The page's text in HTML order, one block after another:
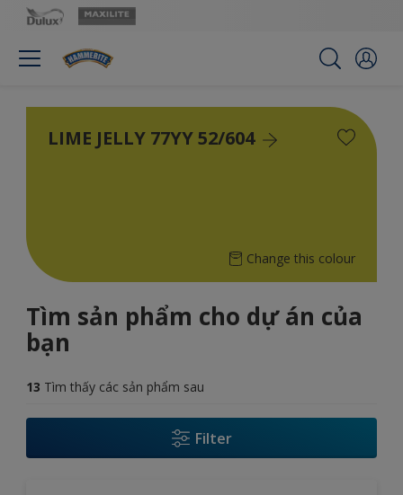
LIME JELLY 77YY 52/604
Change this colour
Tìm sản phẩm cho dự án của
bạn
13 Tìm thấy các sản phẩm sau
Filter